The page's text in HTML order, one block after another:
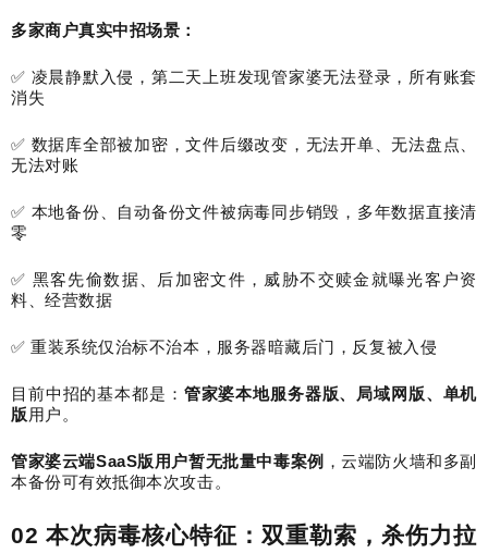
多家商户真实中招场景：
✅ 凌晨静默入侵，第二天上班发现管家婆无法登录，所有账套
消失
✅ 数据库全部被加密，文件后缀改变，无法开单、无法盘点、
无法对账
✅ 本地备份、自动备份文件被病毒同步销毁，多年数据直接清
零
✅ 黑客先偷数据、后加密文件，威胁不交赎金就曝光客户资
料、经营数据
✅重装系统仅治标不治本，服务器暗藏后门，反复被入侵
目前中招的基本都是： 管家婆本地服务器版、局域网版、单机
版用户。
管家婆云端SaaS版用户暂无批量中毒案例
，云端防火墙和多副
本备份可有效抵御本次攻击。
02本次病毒核心特征：双重勒索，杀伤力拉